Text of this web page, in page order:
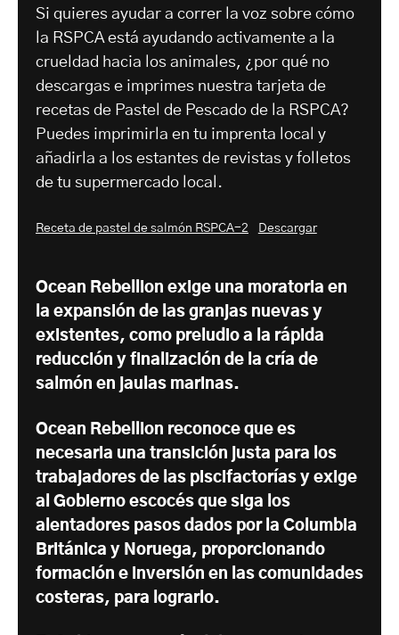
Si quieres ayudar a correr la voz sobre cómo
la RSPCA está ayudando activamente a la
crueldad hacia los animales, ¿por qué no
descargas e imprimes nuestra tarjeta de
recetas de Pastel de Pescado de la RSPCA?
Puedes imprimirla en tu imprenta local y
añadirla a los estantes de revistas y folletos
de tu supermercado local.
Receta de pastel de salmón RSPCA-2 Descargar
Ocean Rebellion exige una moratoria en
la expansión de las granjas nuevas y
existentes, como preludio a la rápida
reducción y finalización de la cría de
salmón en jaulas marinas.
Ocean Rebellion reconoce que es
necesaria una transición justa para los
trabajadores de las piscifactorías y exige
al Gobierno escocés que siga los
alentadores pasos dados por la Columbia
Británica y Noruega, proporcionando
formación e inversión en las comunidades
costeras, para lograrlo.